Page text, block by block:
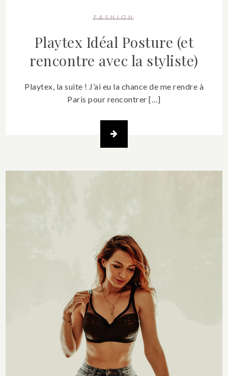
FASHION
Playtex Idéal Posture (et
rencontre avec la styliste)
Playtex, la suite ! J’ai eu la chance de me rendre à
Paris pour rencontrer […]